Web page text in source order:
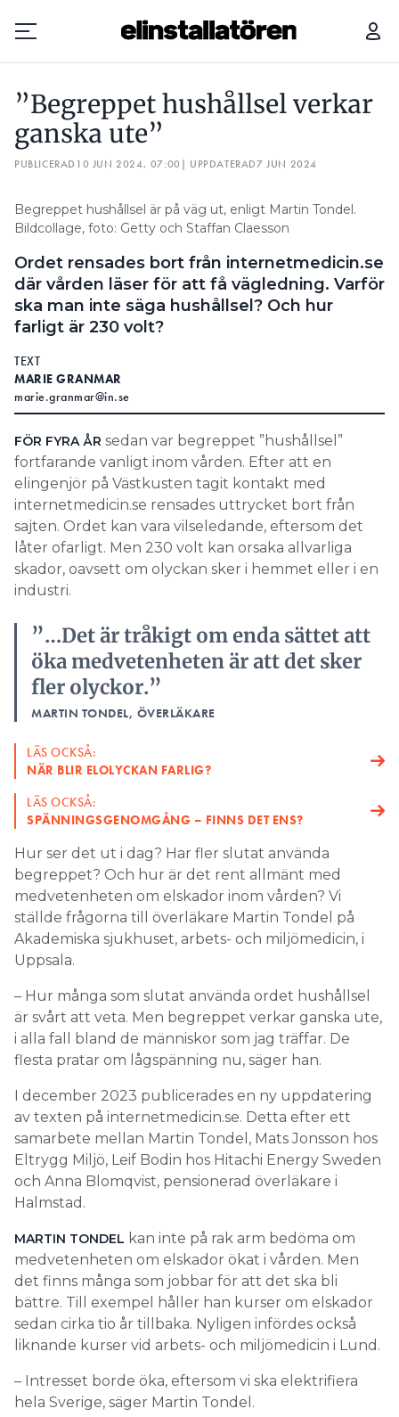
Prenumerera
Hantera prenumeration
Lediga jobb
Annonsera
Läs E-tidningen
Kontakt
Personuppgifter
SEARCH
”Begreppet hushållsel verkar
ganska ute”
PUBLICERAD 10 JUN 2024, 07:00 | UPPDATERAD7 JUN 2024
Begreppet hushållsel är på väg ut, enligt Martin Tondel.
Bildcollage, foto: Getty och Staffan Claesson
Ordet rensades bort från internetmedicin.se
där vården läser för att få vägledning. Varför
ska man inte säga hushållsel? Och hur
farligt är 230 volt?
TEXT
MARIE GRANMAR
marie.granmar@in.se
FÖR FYRA ÅR sedan var begreppet ”hushållsel”
fortfarande vanligt inom vården. Efter att en
elingenjör på Västkusten tagit kontakt med
internetmedicin.se rensades uttrycket bort från
sajten. Ordet kan vara vilseledande, eftersom det
låter ofarligt. Men 230 volt kan orsaka allvarliga
skador, oavsett om olyckan sker i hemmet eller i en
industri.
”…Det är tråkigt om enda sättet att
öka medvetenheten är att det sker
fler olyckor.”
MARTIN TONDEL, ÖVERLÄKARE
LÄS OCKSÅ:
NÄR BLIR ELOLYCKAN FARLIG?
LÄS OCKSÅ:
SPÄNNINGSGENOMGÅNG – FINNS DET ENS?
Hur ser det ut i dag? Har fler slutat använda
begreppet? Och hur är det rent allmänt med
medvetenheten om elskador inom vården? Vi
ställde frågorna till överläkare Martin Tondel på
Akademiska sjukhuset, arbets- och miljömedicin, i
Uppsala.
– Hur många som slutat använda ordet hushållsel
är svårt att veta. Men begreppet verkar ganska ute,
i alla fall bland de människor som jag träffar. De
flesta pratar om lågspänning nu, säger han.
I december 2023 publicerades en ny uppdatering
av texten på internetmedicin.se. Detta efter ett
samarbete mellan Martin Tondel, Mats Jonsson hos
Eltrygg Miljö, Leif Bodin hos Hitachi Energy Sweden
och Anna Blomqvist, pensionerad överläkare i
Halmstad.
MARTIN TONDEL kan inte på rak arm bedöma om
medvetenheten om elskador ökat i vården. Men
det finns många som jobbar för att det ska bli
bättre. Till exempel håller han kurser om elskador
sedan cirka tio år tillbaka. Nyligen infördes också
liknande kurser vid arbets- och miljömedicin i Lund.
– Intresset borde öka, eftersom vi ska elektrifiera
hela Sverige, säger Martin Tondel.
”BEGREPPET HUSHÅLLSEL VERKAR GANSKA UTE”